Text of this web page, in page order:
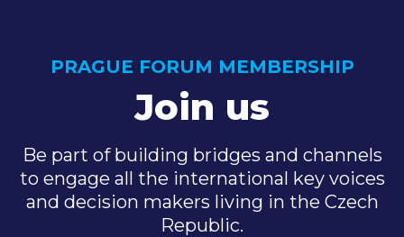
PRAGUE FORUM MEMBERSHIP
Join us
Be part of building bridges and channels
to engage all the international key voices
and decision makers living in the Czech
Republic.